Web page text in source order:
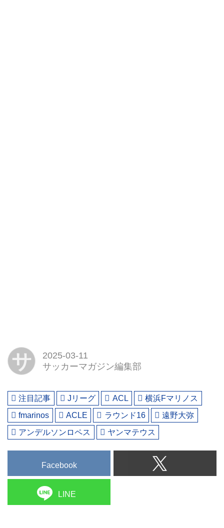
サ
2025-03-11
サッカーマガジン編集部
注目記事 Jリーグ ACL
横浜Fマリノス
fmarinos
ACLE ラウンド16
遠野大弥
アンデルソンロペス
ヤンマテウス
Facebook
LINE